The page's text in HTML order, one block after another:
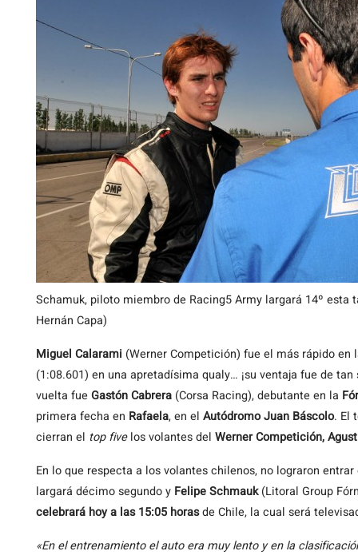
Schamuk, piloto miembro de Racing5 Army largará 14º esta
Hernán Capa)
Miguel Calarami (Werner Competición) fue el más rápido
(1:08.601) en una apretadísima qualy… ¡su ventaja fue de
vuelta fue Gastón Cabrera (Corsa Racing), debutante en la
primera fecha en Rafaela, en el Autódromo Juan Báscolo. El
cierran el top fivelos volantes del Werner Competición,
En lo que respecta a los volantes chilenos, no lograron
largará décimo segundo y Felipe Schmauk(Litoral Group
celebrará hoy a las 15:05 horasde Chile, la cual será
«En el entrenamiento el auto era muy lento y en la